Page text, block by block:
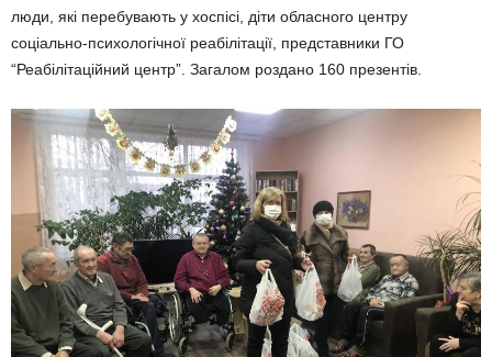
люди, які перебувають у хоспісі, діти обласного центру
соціально-психологічної реабілітації, представники ГО
“Реабілітаційний центр”. Загалом роздано 160 презентів.